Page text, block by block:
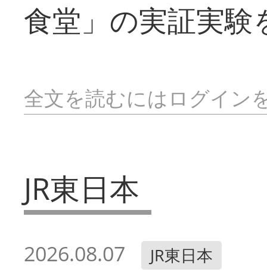
食堂」の実証実験
全文を読むにはログイン
JR東日本
2026.08.07 JR東日本